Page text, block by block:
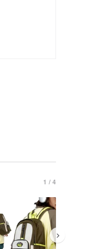
1 / 4